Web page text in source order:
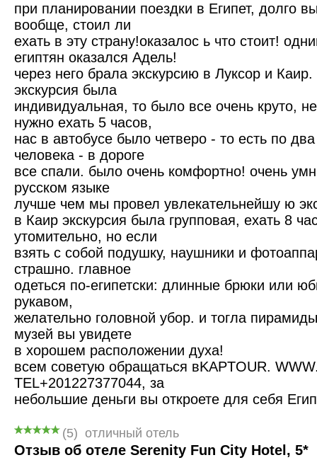
при планировании поездки в Египет, долго
вообще, стоил ли
ехать в эту страну!оказалос ь что стоит!
египтян оказался Адель!
через него брала экскурсию в Луксор и Каир.
экскурсия была
индивидуальная, то было все очень круто,
нужно ехать 5 часов,
нас в автобусе было четверо - то есть по
человека - в дороге
все спали. было очень комфортно! очень
русском языке
лучше чем мы провел увлекательнейшу ю
в Каир экскурсия была групповая, ехать 8
утомительно, но если
взять с собой подушку, наушники и
страшно. главное
одеться по-египетски: длинные брюки или
рукавом,
желательно головной убор. и тогла
музей вы увидете
в хорошем расположении духа!
всем советую обращаться вKAPTOUR.
TEL+201227377044, за
небольшие деньги вы откроете для себя
(5) отличный отель
Отзыв об отеле Serenity Fun City Hotel, 5*